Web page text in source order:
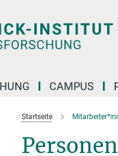
CAMPUS
Startseite